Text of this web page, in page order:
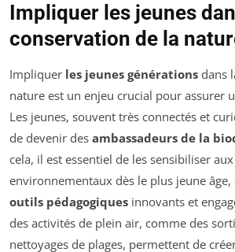
Impliquer les jeunes
conservation de la
Impliquer les jeunes générations dans
nature est un enjeu crucial pour assurer
Les jeunes, souvent très connectés et
de devenir des ambassadeurs de la
cela, il est essentiel de les sensibiliser
environnementaux dès le plus jeune
outils pédagogiques innovants et
des activités de plein air, comme des
nettoyages de plages, permettent de